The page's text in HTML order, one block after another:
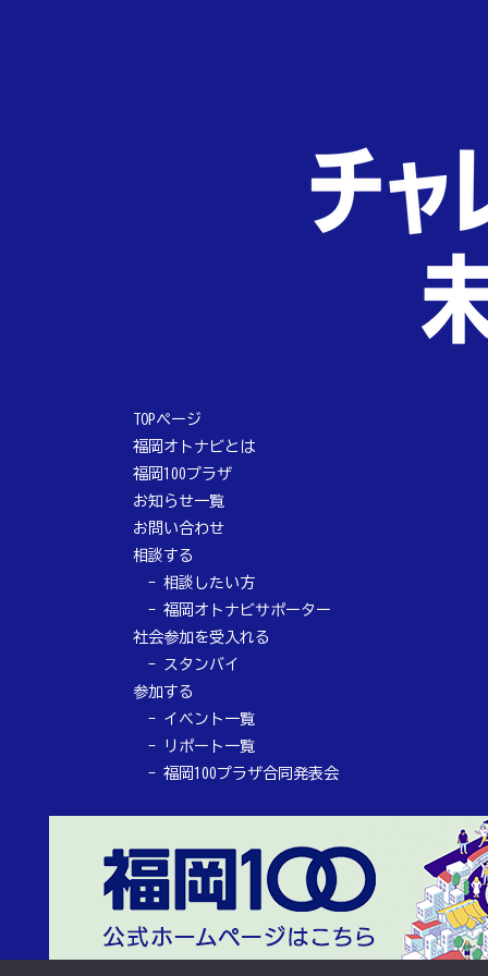
TOPページ
福岡オトナビとは
福岡100プラザ
お知らせ一覧
お問い合わせ
相談する
相談したい方
福岡オトナビサポーター
社会参加を受入れる
スタンバイ
参加する
イベント一覧
リポート一覧
福岡100プラザ合同発表会